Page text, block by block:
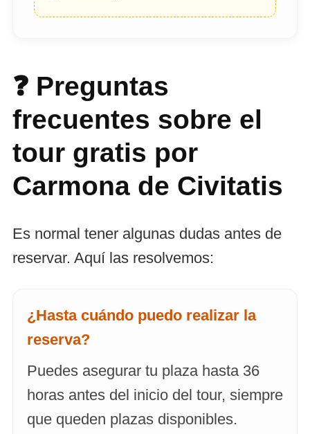
❓ Preguntas
frecuentes sobre el
tour gratis por
Carmona de Civitatis
Es normal tener algunas dudas antes de
reservar. Aquí las resolvemos:
¿Hasta cuándo puedo realizar la
reserva?
Puedes asegurar tu plaza hasta 36
horas antes del inicio del tour, siempre
que queden plazas disponibles.